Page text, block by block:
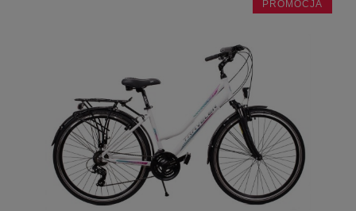
PROMOCJA